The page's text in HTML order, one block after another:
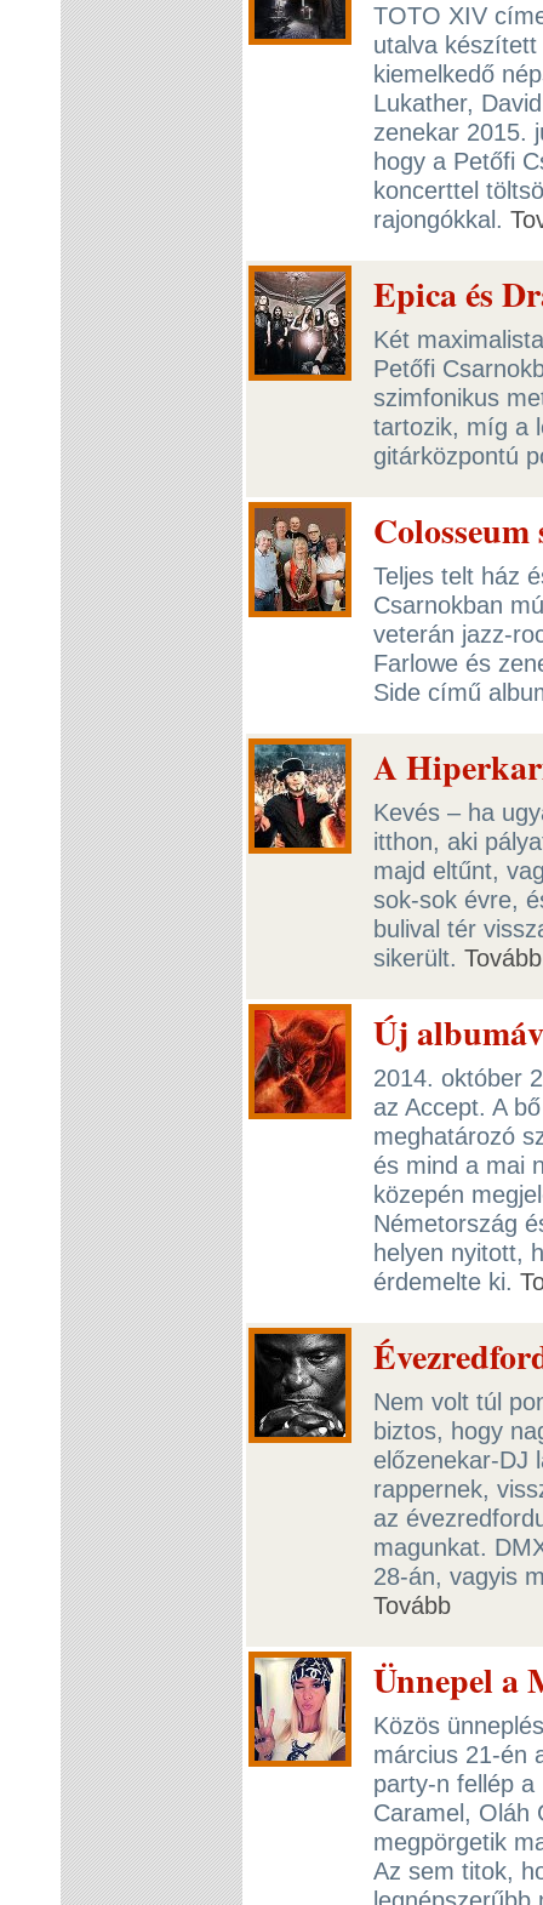
TOTO XIV
utalva
kiemelkedő
Lukather,
zenekar 2015.
hogy a Petőfi
koncerttel
rajongókkal.
Epica és
Két
Petőfi
szimfonikus
tartozik, míg a
gitárközpontú
Teljes telt ház
Csarnokban
veterán jazz-
Farlowe és
Side című
A
Kevés – ha
itthon, aki
majd eltűnt,
sok-sok évre,
bulival tér
sikerült. Tovább
Új
2014. október
az Accept. A
meghatározó
és mind a mai
közepén
Németország
helyen nyitott,
érdemelte ki.
Nem volt túl
biztos, hogy
előzenekar-DJ
rappernek,
az
magunkat.
28-án, vagyis
Tovább
Ünnepel a
Közös
március 21-én
party-n fellép
Caramel, Oláh
megpörgetik
Az sem titok,